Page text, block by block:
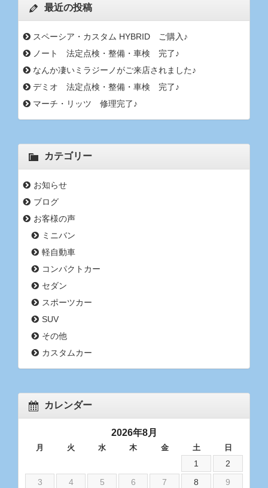
最近の投稿
スペーシア・カスタム HYBRID ご購入♪
ノート 法定点検・整備・車検 完了♪
なんか凄いミラジーノがご来店されました♪
デミオ 法定点検・整備・車検 完了♪
マーチ・リッツ 修理完了♪
カテゴリー
お知らせ
ブログ
お客様の声
ミニバン
軽自動車
コンパクトカー
セダン
スポーツカー
SUV
その他
カスタムカー
カレンダー
2026年8月
月 火 水 木 金 土 日
1
2
3
4 5 6 7 8
9